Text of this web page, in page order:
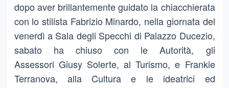
dopo aver brillantemente guidato la chiacchierata
con lo stilista Fabrizio Minardo, nella giornata del
venerdì a Sala degli Specchi di Palazzo Ducezio,
sabato ha chiuso con le Autorità, gli
Assessori Giusy Solerte, al Turismo, e Frankie
Terranova, alla Cultura e le ideatrici ed